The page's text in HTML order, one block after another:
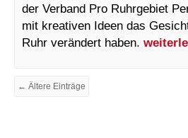
der Verband Pro Ruhrgebiet
mit kreativen Ideen das
Ruhr verändert haben.
← Ältere Einträge